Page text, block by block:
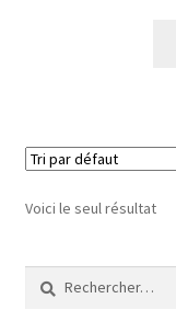
Voici le seul résultat